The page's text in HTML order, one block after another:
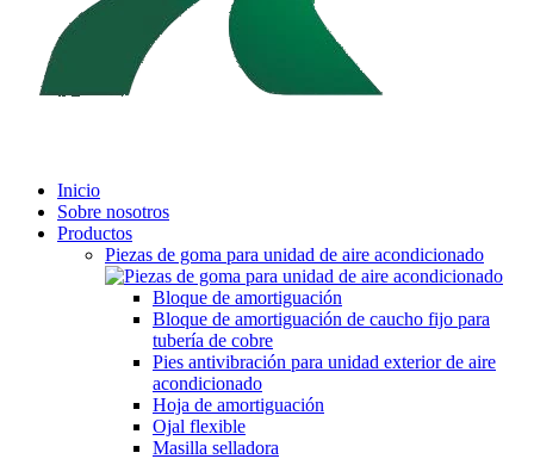
Inicio
Sobre nosotros
Productos
Piezas de goma para unidad de aire acondicionado
Bloque de amortiguación
Bloque de amortiguación de caucho fijo para
tubería de cobre
Pies antivibración para unidad exterior de aire
acondicionado
Hoja de amortiguación
Ojal flexible
Masilla selladora